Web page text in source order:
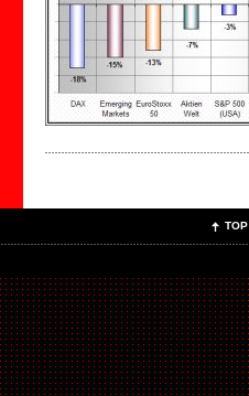
TOP